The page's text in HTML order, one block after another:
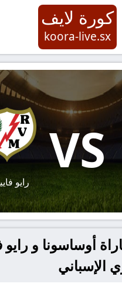
كورة لايف
koora-live.sx
VS
رايو
أوساسونا و رايو
الإسباني